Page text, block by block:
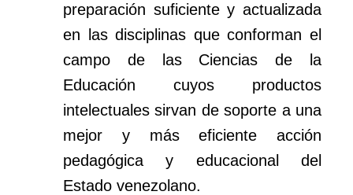
preparación suficiente y actualizada
en las disciplinas que conforman el
campo de las Ciencias de la
Educación cuyos productos
intelectuales sirvan de soporte a una
mejor y más eficiente acción
pedagógica y educacional del
Estado venezolano.